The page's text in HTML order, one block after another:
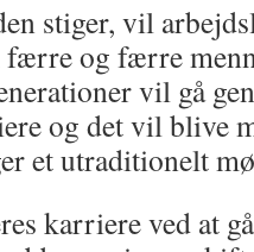
stiger, vil
og færre
vil gå
og det vil blive
et utraditionelt
karriere ved at